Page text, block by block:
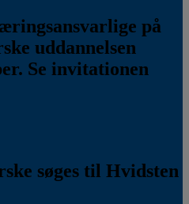
på
uddannelsen
Se invitationen
søges til Hvidsten